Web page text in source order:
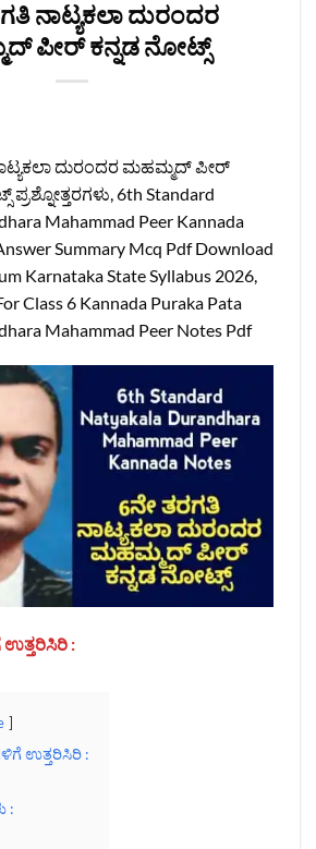
ನಾಟ್ಯಕಲಾ ದುರಂದರ
ಪೀರ್ ಕನ್ನಡ ನೋಟ್ಸ್
ದುರಂದರ ಮಹಮ್ಮದ್ ಪೀರ್
6th Standard
Mahammad Peer Kannada
Summary Mcq Pdf Download
Karnataka State Syllabus 2026,
Class 6 Kannada Puraka Pata
Mahammad Peer Notes Pdf
ಉತ್ತರಿಸಿರಿ :
ಉತ್ತರಿಸಿರಿ :
: